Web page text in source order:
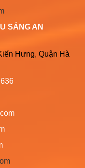
SÁNG AN
Hưng, Quận Hà